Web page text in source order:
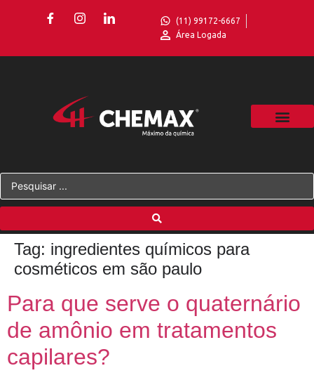
(11) 99172-6667
Área Logada
Tag: ingredientes químicos para
cosméticos em são paulo
Para que serve o quaternário
de amônio em tratamentos
capilares?